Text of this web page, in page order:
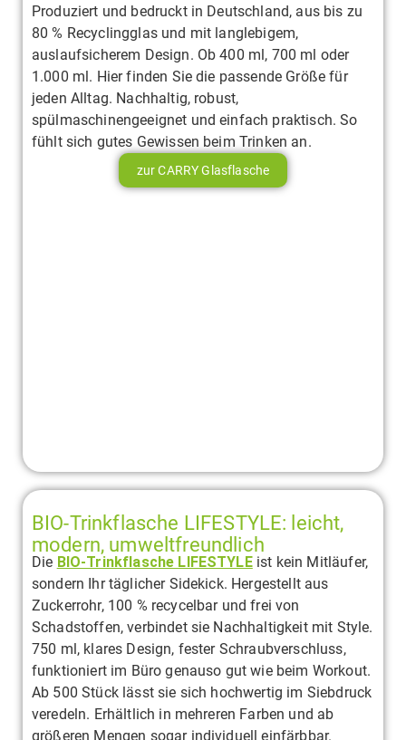
Produziert und bedruckt in Deutschland, aus bis zu
80 % Recyclingglas und mit langlebigem,
auslaufsicherem Design. Ob 400 ml, 700 ml oder
1.000 ml. Hier finden Sie die passende Größe für
jeden Alltag. Nachhaltig, robust,
spülmaschinengeeignet und einfach praktisch. So
fühlt sich gutes Gewissen beim Trinken an.
zur CARRY Glasflasche
BIO-Trinkflasche LIFESTYLE: leicht,
modern, umweltfreundlich
Die BIO-Trinkflasche LIFESTYLEist kein Mitläufer,
sondern Ihr täglicher Sidekick. Hergestellt aus
Zuckerrohr, 100 % recycelbar und frei von
Schadstoffen, verbindet sie Nachhaltigkeit mit Style.
750 ml, klares Design, fester Schraubverschluss,
funktioniert im Büro genauso gut wie beim Workout.
Ab 500 Stück lässt sie sich hochwertig im Siebdruck
veredeln. Erhältlich in mehreren Farben und ab
größeren Mengen sogar individuell einfärbbar.